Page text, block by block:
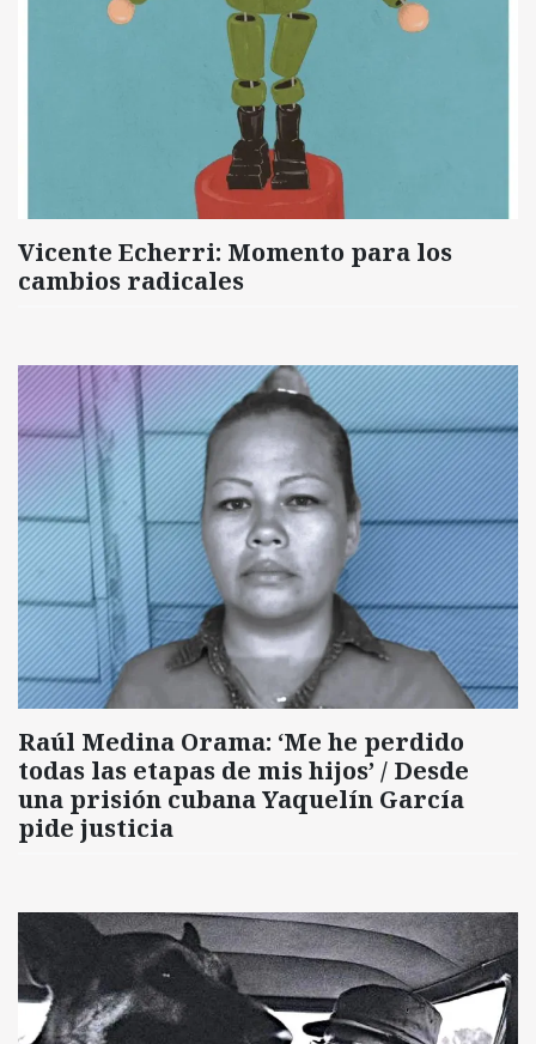
Vicente Echerri: Momento para los
cambios radicales
Raúl Medina Orama: ‘Me he perdido
todas las etapas de mis hijos’ / Desde
una prisión cubana Yaquelín García
pide justicia